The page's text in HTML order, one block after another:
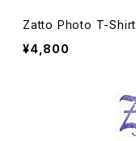
Zatto Photo T-Shirt
¥4,800